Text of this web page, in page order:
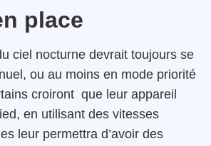
place
ciel nocturne devrait toujours se
ou au moins en mode priorité
croiront que leur appareil
en utilisant des vitesses
leur permettra d’avoir des